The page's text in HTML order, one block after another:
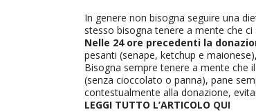
In genere non bisogna seguire una
stesso bisogna tenere a mente che
Nelle 24 ore precedenti la
pesanti (senape, ketchup e
Bisogna sempre tenere a mente che
(senza cioccolato o panna), pane
contestualmente alla donazione,
LEGGI TUTTO L’ARTICOLO QUI